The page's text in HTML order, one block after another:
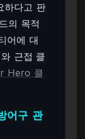
하다고 판
의 목적
어에 대
근접 클
Hero 클
어구 관